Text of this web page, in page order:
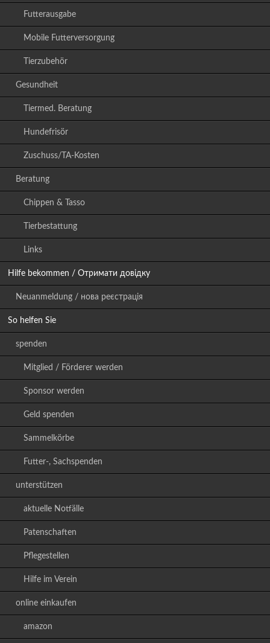
Futterausgabe
Mobile Futterversorgung
Tierzubehör
Gesundheit
Tiermed. Beratung
Hundefrisör
Zuschuss/TA-Kosten
Beratung
Chippen & Tasso
Tierbestattung
Links
Hilfe bekommen / Отримати довідку
Neuanmeldung / нова реєстрація
So helfen Sie
spenden
Mitglied / Förderer werden
Sponsor werden
Geld spenden
Sammelkörbe
Futter-, Sachspenden
unterstützen
aktuelle Notfälle
Patenschaften
Pflegestellen
Hilfe im Verein
online einkaufen
amazon